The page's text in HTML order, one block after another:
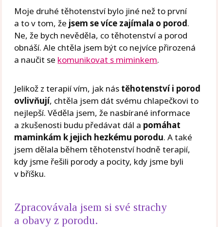
Moje druhé těhotenství bylo jiné než to první
a to v tom, že jsem se více zajímala o porod.
Ne, že bych nevěděla, co těhotenství a porod
obnáší. Ale chtěla jsem být co nejvíce přirozená
a naučit se komunikovat s miminkem.
Jelikož z terapií vím, jak nás těhotenství i porod
ovlivňují, chtěla jsem dát svému chlapečkovi to
nejlepší. Věděla jsem, že nasbírané informace
a zkušenosti budu předávat dál a pomáhat
maminkám k jejich hezkému porodu. A také
jsem dělala během těhotenství hodně terapií,
kdy jsme řešili porody a pocity, kdy jsme byli
v bříšku.
Zpracovávala jsem si své strachy
a obavy z porodu.